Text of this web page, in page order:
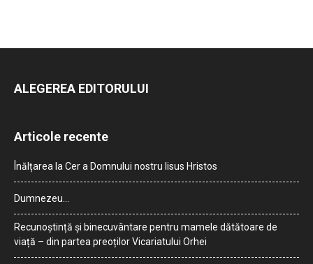
ALEGEREA EDITORULUI
Articole recente
Înălțarea la Cer a Domnului nostru Iisus Hristos
Dumnezeu…
Recunoștință și binecuvântare pentru mamele dătătoare de
viață – din partea preoților Vicariatului Orhei